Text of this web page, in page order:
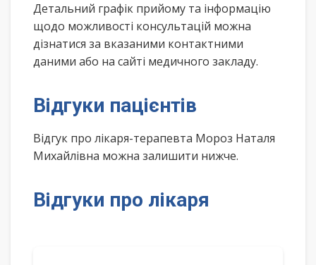
Детальний графік прийому та інформацію
щодо можливості консультацій можна
дізнатися за вказаними контактними
даними або на сайті медичного закладу.
Відгуки пацієнтів
Відгук про лікаря-терапевта Мороз Наталя
Михайлівна можна залишити нижче.
Відгуки про лікаря